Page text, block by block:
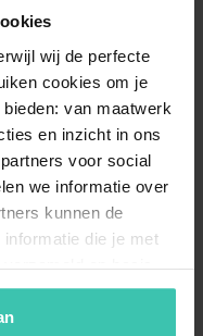
wij de perfecte
cookies om je
van maatwerk
en inzicht in ons
voor social
we informatie over
kunnen de
die je met
op basis
zorgen we ervoor dat
maat verloopt!